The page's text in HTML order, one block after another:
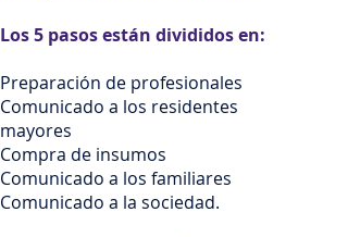
Los 5 pasos están divididos en:
Preparación de profesionales
Comunicado a los residentes
mayores
Compra de insumos
Comunicado a los familiares
Comunicado a la sociedad.